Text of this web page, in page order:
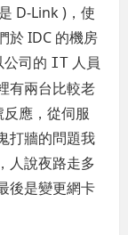
D-Link )，使
於 IDC 的機房
司的 IT 人員
有兩台比較老
應，從伺服
打牆的問題我
人說夜路走多
後是變更網卡